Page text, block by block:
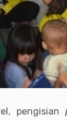
pengisian